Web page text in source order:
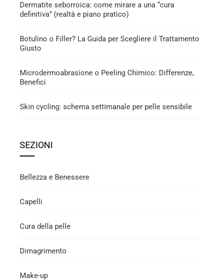
Dermatite seborroica: come mirare a una “cura
definitiva” (realtà e piano pratico)
Botulino o Filler? La Guida per Scegliere il Trattamento
Giusto
Microdermoabrasione o Peeling Chimico: Differenze,
Benefici
Skin cycling: schema settimanale per pelle sensibile
SEZIONI
Bellezza e Benessere
Capelli
Cura della pelle
Dimagrimento
Make-up